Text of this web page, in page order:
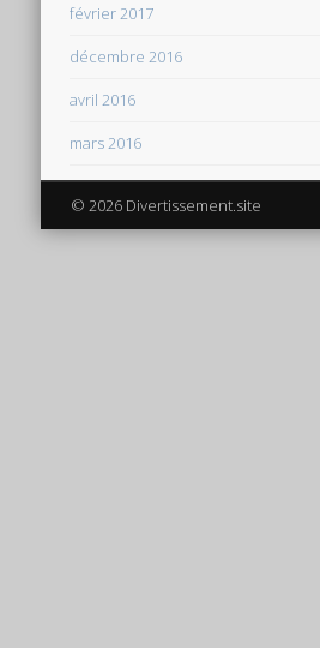
février 2017
décembre 2016
avril 2016
mars 2016
© 2026 Divertissement.site